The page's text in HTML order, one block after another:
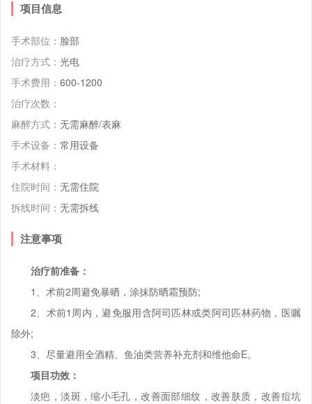
项目信息
手术部位： 脸部
治疗方式： 光电
手术费用： 600-1200
治疗次数：
麻醉方式： 无需麻醉/表麻
手术设备： 常用设备
手术材料：
住院时间： 无需住院
拆线时间： 无需拆线
注意事项
治疗前准备：
1、术前2周避免暴晒，涂抹防晒霜预防;
2、术前1周内，避免服用含阿司匹林或类阿司匹林药物，医嘱
除外;
3、尽量避用全酒精、鱼油类营养补充剂和维他命E。
项目功效：
淡疤，淡斑，缩小毛孔，改善面部细纹，改善肤质，改善痘坑